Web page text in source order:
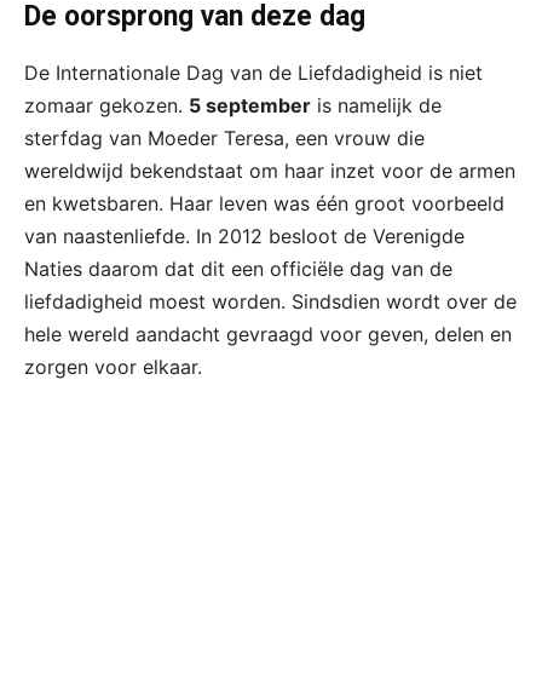
De oorsprong van deze dag
De Internationale Dag van de Liefdadigheid is niet
zomaar gekozen. 5 september is namelijk de
sterfdag van Moeder Teresa, een vrouw die
wereldwijd bekendstaat om haar inzet voor de armen
en kwetsbaren. Haar leven was één groot voorbeeld
van naastenliefde. In 2012 besloot de Verenigde
Naties daarom dat dit een officiële dag van de
liefdadigheid moest worden. Sindsdien wordt over de
hele wereld aandacht gevraagd voor geven, delen en
zorgen voor elkaar.